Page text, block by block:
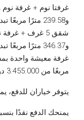
و239.58 مترًا مربعًا تبدأ من ١٫٧٣٥٫٠٠٠ دولار أمريكي
مربعًا من 3.455.000 دولار أمريكي.
يتوفر خياران للدفع،